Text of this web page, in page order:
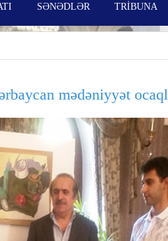
SƏNƏDLƏR TRİBUNA
mədəniyyət